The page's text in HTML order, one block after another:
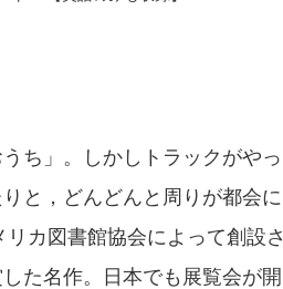
ち」。しかしトラックがやっ
と，どんどんと周りが都会に
カ図書館協会によって創設さ
た名作。日本でも展覧会が開